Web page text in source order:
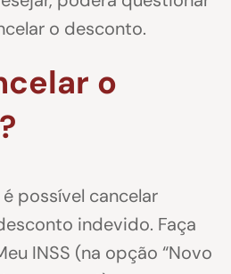
o desconto.
o
possível cancelar
indevido. Faça
INSS (na opção “Novo